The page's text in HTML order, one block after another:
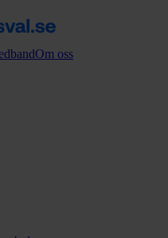
Om oss